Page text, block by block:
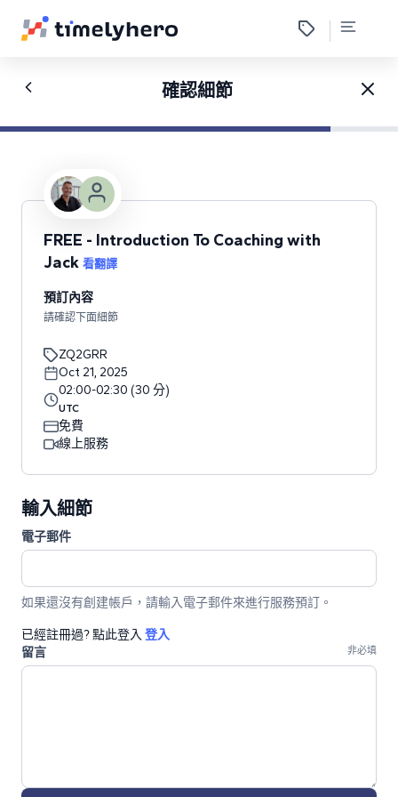
確認細節
FREE - Introduction To Coaching with
Jack 看翻譯
預訂內容
請確認下面細節
ZQ2GRR
Oct 21, 2025
02:00-02:30 (30 分)
UTC
免費
線上服務
輸入細節
電子郵件
如果還沒有創建帳戶，請輸入電子郵件來進行服務預訂。
已經註冊過? 點此登入 登入
留言
非必填